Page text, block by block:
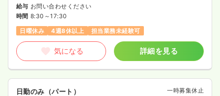
給与 お問い合わせください
時間 8:30～17:30
日曜休み
4週8休以上 担当業務未経験可
気になる 詳細を見る
日勤のみ（パート） 一時募集休止